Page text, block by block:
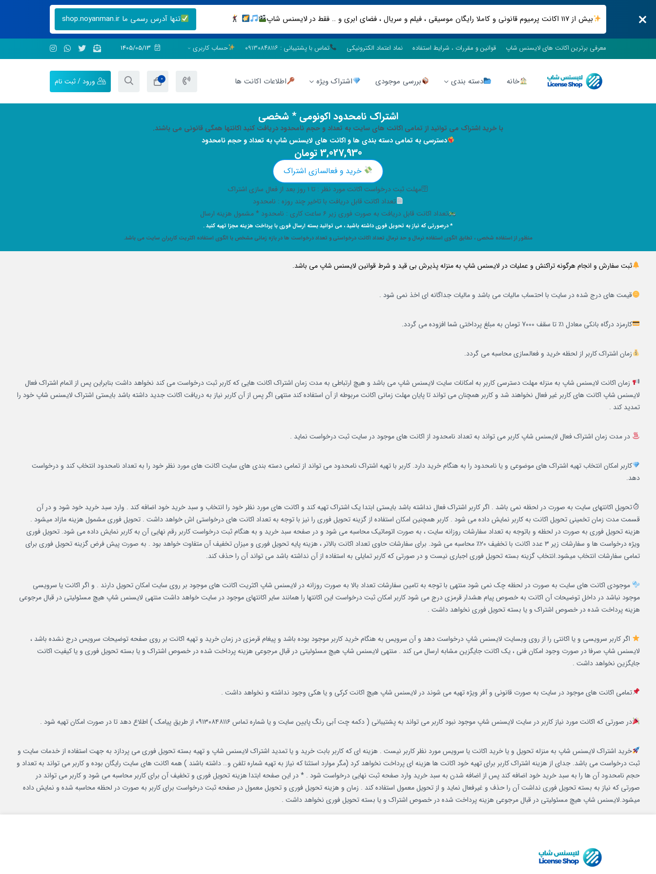
بیش از ۱۱۷ اکانت پرمیوم قانونی و کاملا رایگان موسیقی ، فیلم و سریال ، فضای ابری و .. فقط در لایسنس شاپ تنها آدرس رسمی ما shop.noyanman.ir
معرفی برترین اکانت های لایسنس شاپ قوانین و مقررات ، شرایط استفاده نماد اعتماد الکترونیکی تماس با پشتیبانی : ۰۹۱۳۰۸۴۸۱۱۶ حساب کاربری
خانه دسته بندی بررسی موجودی اشتراک ویژه اطلاعات اکانت ها ورود / ثبت نام 0
اشتراک نامحدود اکونومی * شخصی
با خرید اشتراک می توانید از تمامی اکانت های سایت به تعداد و حجم نامحدود دریافت کنید اکانتها همگی قانونی می باشند.
دسترسی به تمامی دسته بندی ها و اکانت های لایسنس شاپبه تعداد و حجم نامحدود
3,027,930 تومان
خرید و فعالسازی اشتراک
🛜مهلت ثبت درخواست اکانت مورد نظر : تا ۱ روز بعد از فعال سازی اشتراک
تعداد اکانت قابل دریافت با تاخیر چند روزه : نامحدود
تعداد اکانت قابل دریافت به صورت فوری زیر ۶ ساعت کاری : نامحدود * مشمول هزینه ارسال
*درصورتی که نیاز به تحویل فوری داشته باشید، می توانید بسته ارسال فوری با پرداخت هزینه مجزا تهیه کنید .
منظور از استفاده شخصی ، تطابق الگوی استفاده نرمال و حد نرمال تعداد اکانت درخواستی و تعداد درخواست ها در بازه زمانی مشخص با الگوی استفاده اکثریت کاربران سایت می باشد.
ثبت سفارش و انجام هرگونه تراکنش و عملیات در لایسنس شاپ به منزله پذیرش بی قید و شرط قوانین لایسنس شاپ می باشد.
قیمت های درج شده در سایت با احتساب مالیات می باشد و مالیات جداگانه ای اخذ نمی شود .
کارمزد درگاه بانکی معادل ۱٪ تا سقف 7000 تومان به مبلغ پرداختی شما افزوده می گردد.
زمان اشتراک کاربر از لحظه خرید و فعالسازی محاسبه می گردد.
زمان اکانت لایسنس شاپ به منزله مهلت دسترسی کاربر به امکانات سایت لایسنس شاپ می باشد و هیچ ارتباطی به مدت زمان اشتراک اکانت هایی که کاربر ثبت درخواست می کند نخواهد داشت بنابراین پس از اتمام اشتراک فعال
لایسنس شاپ اکانت های کاربر غیر فعال نخواهند شد و کاربر همچنان می تواند تا پایان مهلت زمانی اکانت مربوطه از آن استفاده کند منتهی اگر پس از آن کاربر نیاز به دریافت اکانت جدید داشته باشد بایستی اشتراک لایسنس شاپ خود را
تمدید کند .
در مدت زمان اشتراک فعال لایسنس شاپ کاربر می تواند به تعداد نامحدود از اکانت های موجود در سایت ثبت درخواست نماید .
کاربر امکان انتخاب تهیه اشتراک های موضوعی و یا نامحدود را به هنگام خرید دارد. کاربر با تهیه اشتراک نامحدود می تواند از تمامی دسته بندی های سایت اکانت های مورد نظر خود را به تعداد نامحدود انتخاب کند و درخواست
دهد.
تحویل اکانتهای سایت به صورت در لحظه نمی باشد . اگر کاربر اشتراک فعال نداشته باشد بایستی ابتدا یک اشتراک تهیه کند و اکانت های مورد نظر خود را انتخاب و سبد خرید خود اضافه کند . وارد سبد خرید خود شود و در آن
قسمت مدت زمان تخمینی تحویل اکانت به کاربر نمایش داده می شود . کاربر همچنین امکان استفاده از گزینه تحویل فوری را نیز با توجه به تعداد اکانت های درخواستی اش خواهد داشت . تحویل فوری مشمول هزینه مازاد میشود .
هزینه تحویل فوری به صورت در لحظه و باتوجه به تعداد سفارشات روزانه سایت ، به صورت اتوماتیک محاسبه می شود و در صفحه سبد خرید و به هنگام ثبت درخواست کاربر رقم نهایی آن به کاربر نمایش داده می شود. تحویل فوری
ویژه درخواست ها و سفارشات زیر ۳ عدد اکانت با تخفیف ۲۰٪ محاسبه می شود. برای سفارشات حاوی تعداد اکانت بالاتر ، هزینه پایه تحویل فوری و میزان تخفیف آن متفاوت خواهد بود . به صورت پیش فرض گزینه تحویل فوری برای
تمامی سفارشات انتخاب میشود.انتخاب گزینه بسته تحویل فوری اجباری نیست و در صورتی که کاربر تمایلی به استفاده از آن نداشته باشد می تواند آن را حذف کند.
موجودی اکانت های سایت به صورت در لحظه چک نمی شود منتهی با توجه به تامین سفارشات تعداد بالا به صورت روزانه در لایسنس شاپ اکثریت اکانت های موجود بر روی سایت امکان تحویل دارند . و اگر اکانت یا سرویسی
موجود نباشد در داخل توضیحات آن اکانت به خصوص پیام هشدار قرمزی درج می شود کاربر امکان ثبت درخواست این اکانتها را همانند سایر اکانتهای موجود در سایت خواهد داشت منتهی لایسنس شاپ هیچ مسئولیتی در قبال مرجوعی
هزینه پرداخت شده در خصوص اشتراک و یا بسته تحویل فوری نخواهد داشت .
اگر کاربر سرویسی و یا اکانتی را از روی وبسایت لایسنس شاپ درخواست دهد و آن سرویس به هنگام خرید کاربر موجود بوده باشد و پیغام قرمزی در زمان خرید و تهیه اکانت بر روی صفحه توضیحات سرویس درج نشده باشد ،
لایسنس شاپ صرفا در صورت وجود امکان فنی ، یک اکانت جایگزین مشابه ارسال می کند . منتهی لایسنس شاپ هیچ مسئولیتی در قبال مرجوعی هزینه پرداخت شده در خصوص اشتراک و یا بسته تحویل فوری و یا کیفیت اکانت
جایگزین نخواهد داشت .
تمامی اکانت های موجود در سایت به صورت قانونی و آفر ویژه تهیه می شوند در لایسنس شاپ هیچ اکانت کرکی و یا هکی وجود نداشته و نخواهد داشت .
در صورتی که اکانت مورد نیاز کاربر در سایت لایسنس شاپ موجود نبود کاربر می تواند به پشتیبانی ( دکمه چت آبی رنگ پایین سایت و یا شماره تماس ۰۹۱۳۰۸۴۸۱۱۶ از طریق پیامک ) اطلاع دهد تا در صورت امکان تهیه شود .
خرید اشتراک لایسنس شاپ به منزله تحویل و یا خرید اکانت یا سرویس مورد نظر کاربر نیست . هزینه ای که کاربر بابت خرید و یا تمدید اشتراک لایسنس شاپ و تهیه بسته تحویل فوری می پردازد به جهت استفاده از خدمات سایت و
ثبت درخواست می باشد. جدای از هزینه اشتراک کاربر برای تهیه خود اکانت ها هزینه ای پرداخت نخواهد کرد (مگر موارد استثنا که نیاز به تهیه شماره تلفن و… داشته باشند ) همه اکانت های سایت رایگان بوده و کاربر می تواند به تعداد و
حجم نامحدود آن ها را به سبد خرید خود اضافه کند پس از اضافه شدن به سبد خرید وارد صفحه ثبت نهایی درخواست شود . * در این صفحه ابتدا هزینه تحویل فوری و تخفیف آن برای کاربر محاسبه می شود و کاربر می تواند در
صورتی که نیاز به بسته تحویل فوری نداشت آن را حذف و غیرفعال نماید و از تحویل معمول استفاده کند . زمان و هزینه تحویل فوری و تحویل معمول در صفحه ثبت درخواست برای کاربر به صورت در لحظه محاسبه شده و نمایش داده
میشود.لایسنس شاپ هیچ مسئولیتی در قبال مرجوعی هزینه پرداخت شده در خصوص اشتراک و یا بسته تحویل فوری نخواهد داشت .